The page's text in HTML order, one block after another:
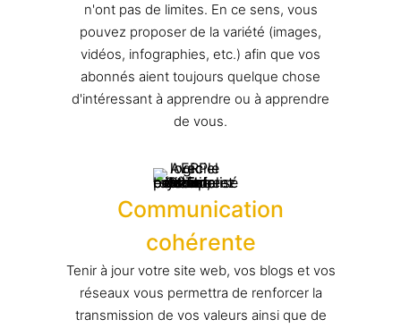
n'ont pas de limites. En ce sens, vous
pouvez proposer de la variété (images,
vidéos, infographies, etc.) afin que vos
abonnés aient toujours quelque chose
d'intéressant à apprendre ou à apprendre
de vous.
Communication
cohérente
Tenir à jour votre site web, vos blogs et vos
réseaux vous permettra de renforcer la
transmission de vos valeurs ainsi que de